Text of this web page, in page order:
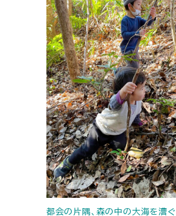
都会の片隅、森の中の大海を漕ぐ